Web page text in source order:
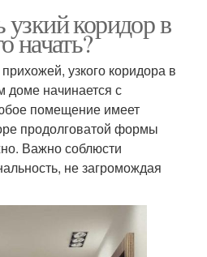
узкий коридор в
начать?
узкого коридора в
доме начинается с
помещение имеет
продолговатой формы
Важно соблюсти
не загромождая